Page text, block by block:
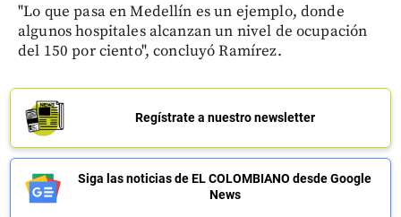
"Lo que pasa en Medellín es un ejemplo, donde
algunos hospitales alcanzan un nivel de ocupación
del 150 por ciento", concluyó Ramírez.
Regístrate a nuestro newsletter
Siga las noticias de EL COLOMBIANO desde Google
News